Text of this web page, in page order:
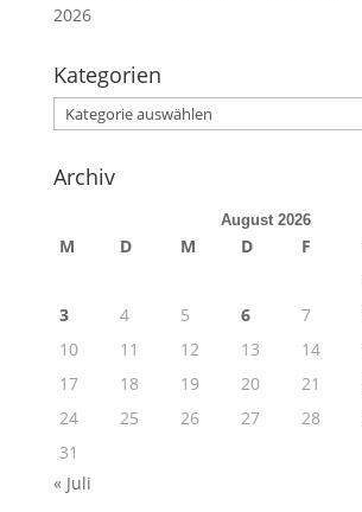
2026
Kategorien
Kategorien
Archiv
August 2026
M D M D F
3
4 5 6 7
10
11 12 13 14
17
18 19 20 21
24
25 26 27 28
31
« Juli